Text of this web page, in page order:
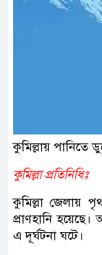
কুমিল্লায় পানিতে
কুমিল্লা প্রতিনিধিঃ
কুমিল্লা জেলায়
প্রাণহানি
এ দূর্ঘটনা ঘটে।